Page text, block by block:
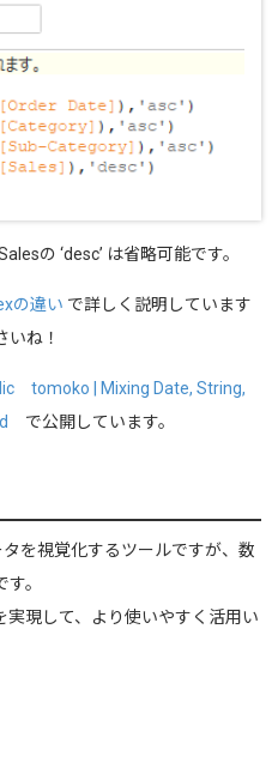
の ‘desc’ は省略可能です。
の違い で詳しく説明しています
ね！
tomoko | Mixing Date, String,
で公開しています。
を視覚化するツールですが、数
。
現して、より使いやすく活用い